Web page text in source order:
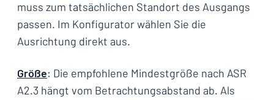
muss zum tatsächlichen Standort des Ausgangs
passen. Im Konfigurator wählen Sie die
Ausrichtung direkt aus.
Größe: Die empfohlene Mindestgröße nach ASR
A2.3 hängt vom Betrachtungsabstand ab. Als